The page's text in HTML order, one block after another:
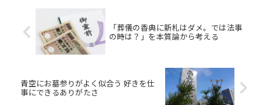
「葬儀の香典に新札はダメ。では法事
の時は？」を本質論から考える
青空にお墓参りがよく似合う 好きを仕
事にできるありがたさ